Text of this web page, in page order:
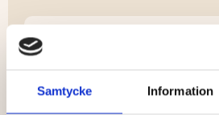
Samtycke Information
Varumärke